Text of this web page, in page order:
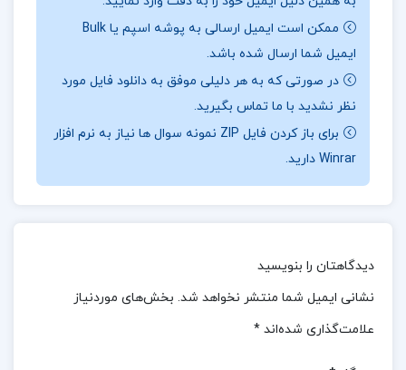
نقد و بررسی کتاب ژاک و اربابش میلان کوندرا:
در نمایشنامه ژاک و اربابش نوشته‌ی میلان کوندرا، ژاک و
اربابش در سفری مشترک برای کاهش مشقت‌ها و
دشواری‌های مسیر، به تعریف قصه‌هایی برای یکدیگر
می‌پردازند.این داستان‌ها نه تنها ابزاری برای گذران وقت و
بلکه پل ارتباطی قدرتمندی میان این دو شخصیت ایجاد
از رابطه میان ژاک و اربابش آشکار می‌گردد و به تدریج به
درکی عمیق‌تر از شخصیت‌ها و تعاملاتشان می‌انجامد.
نظرات کلی کاربران در مورد کتاب ژاک و اربابش میلان
ممکن است ایمیل ارسالی به پوشه اسپم یا Bulk
ایمیل شما ارسال شده باشد.
در صورتی که به هر دلیلی موفق به دانلود فایل مورد
نظر نشدید با ما تماس بگیرید.
برای باز کردن فایل ZIP نمونه سوال ها نیاز به نرم افزار
Winrar دارید.
دیدگاهتان را بنویسید
نشانی ایمیل شما منتشر نخواهد شد. بخش‌های موردنیاز
علامت‌گذاری شده‌اند *